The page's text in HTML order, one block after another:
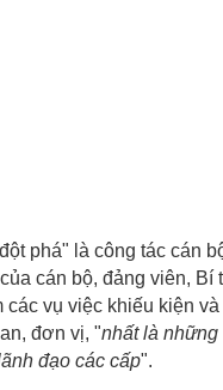
phá" là công tác cán
cán bộ, đảng viên,
các vụ việc khiếu kiện
đơn vị, "nhất là những
đạo các cấp".